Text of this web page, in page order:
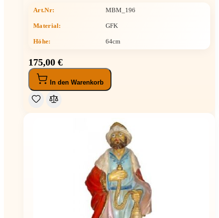
Art.Nr: MBM_196
Material: GFK
Höhe: 64cm
175,00 €
In den Warenkorb